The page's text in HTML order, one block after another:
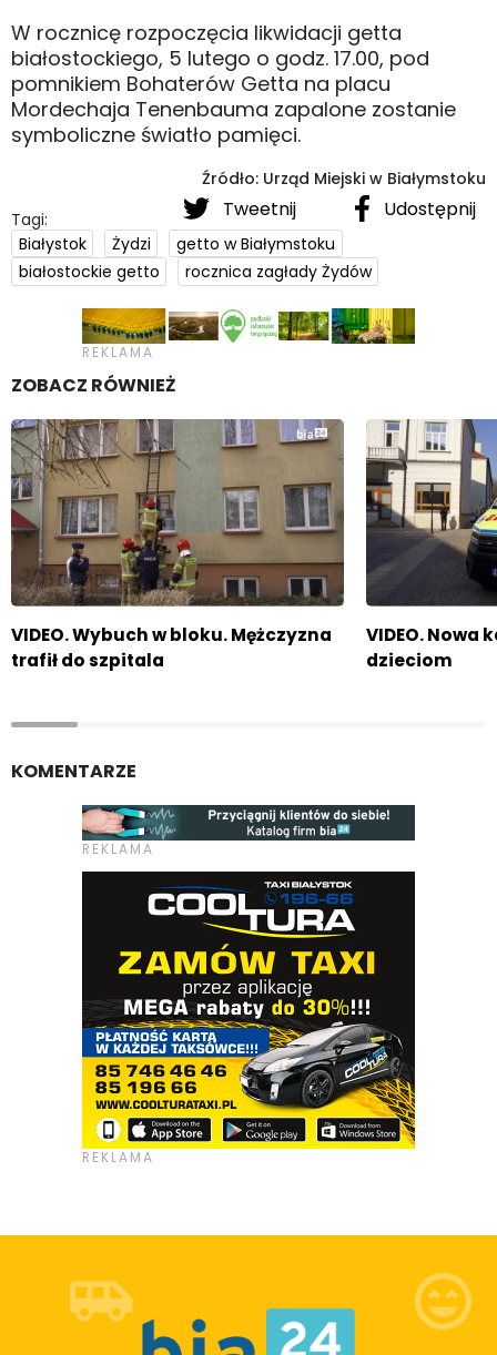
W rocznicę rozpoczęcia likwidacji getta
białostockiego, 5 lutego o godz. 17.00, pod
pomnikiem Bohaterów Getta na placu
Mordechaja Tenenbauma zapalone zostanie
symboliczne światło pamięci.
Źródło: Urząd Miejski w Białymstoku
Tweetnij Udostępnij
Tagi:
Białystok
Żydzi
getto w Białymstoku
białostockie getto
rocznica zagłady Żydów
ZOBACZ RÓWNIEŻ
VIDEO. Wybuch w bloku. Mężczyzna
trafił do szpitala
VIDEO. Nowa
dzieciom
KOMENTARZE